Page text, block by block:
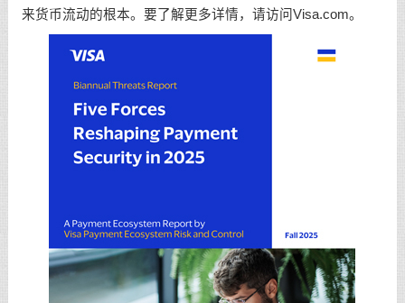
来货币流动的根本。要了解更多详情，请访问Visa.com。